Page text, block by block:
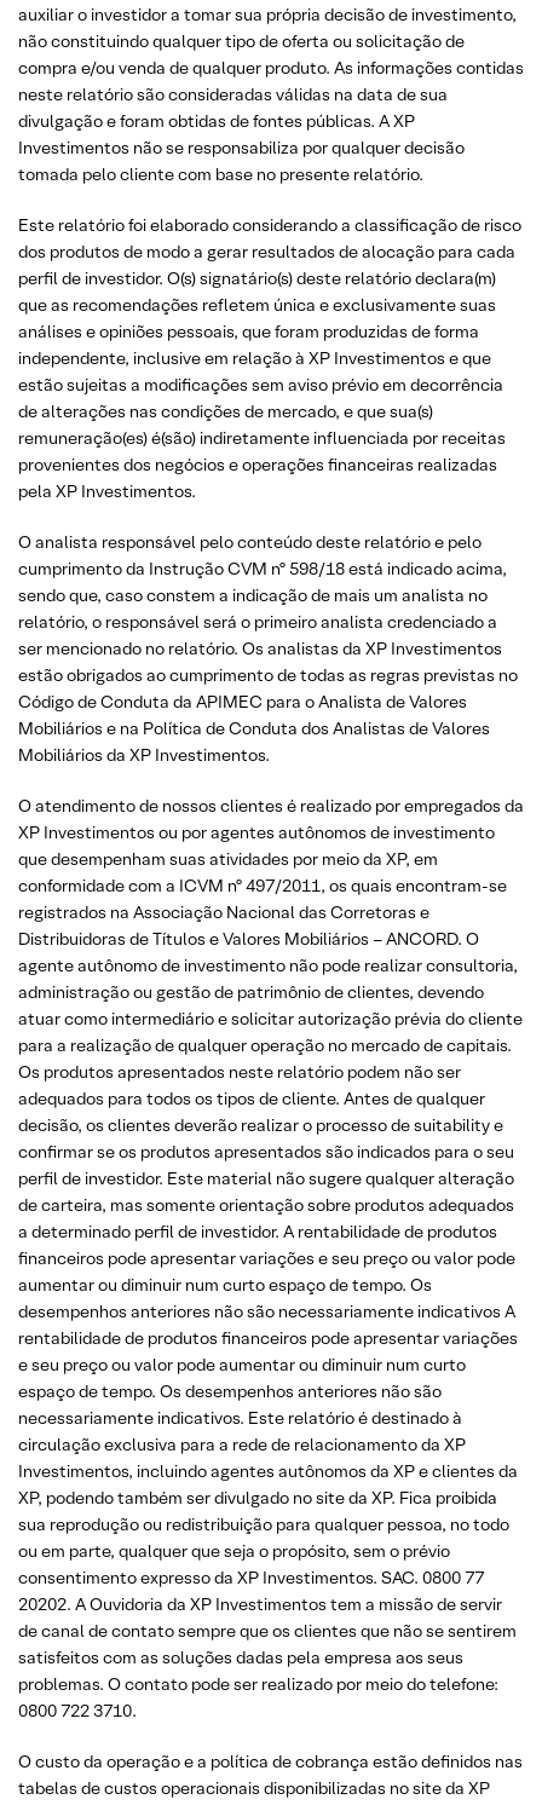
auxiliar o investidor a tomar sua própria decisão de investimento,
não constituindo qualquer tipo de oferta ou solicitação de
compra e/ou venda de qualquer produto. As informações contidas
neste relatório são consideradas válidas na data de sua
divulgação e foram obtidas de fontes públicas. A XP
Investimentos não se responsabiliza por qualquer decisão
tomada pelo cliente com base no presente relatório.
Este relatório foi elaborado considerando a classificação de risco
dos produtos de modo a gerar resultados de alocação para cada
perfil de investidor. O(s) signatário(s) deste relatório declara(m)
que as recomendações refletem única e exclusivamente suas
análises e opiniões pessoais, que foram produzidas de forma
independente, inclusive em relação à XP Investimentos e que
estão sujeitas a modificações sem aviso prévio em decorrência
de alterações nas condições de mercado, e que sua(s)
remuneração(es) é(são) indiretamente influenciada por receitas
provenientes dos negócios e operações financeiras realizadas
pela XP Investimentos.
O analista responsável pelo conteúdo deste relatório e pelo
cumprimento da Instrução CVM nº 598/18 está indicado acima,
sendo que, caso constem a indicação de mais um analista no
relatório, o responsável será o primeiro analista credenciado a
ser mencionado no relatório. Os analistas da XP Investimentos
estão obrigados ao cumprimento de todas as regras previstas no
Código de Conduta da APIMEC para o Analista de Valores
Mobiliários e na Política de Conduta dos Analistas de Valores
Mobiliários da XP Investimentos.
O atendimento de nossos clientes é realizado por empregados da
XP Investimentos ou por agentes autônomos de investimento
que desempenham suas atividades por meio da XP, em
conformidade com a ICVM nº 497/2011, os quais encontram-se
registrados na Associação Nacional das Corretoras e
Distribuidoras de Títulos e Valores Mobiliários – ANCORD. O
agente autônomo de investimento não pode realizar consultoria,
administração ou gestão de patrimônio de clientes, devendo
atuar como intermediário e solicitar autorização prévia do cliente
para a realização de qualquer operação no mercado de capitais.
Os produtos apresentados neste relatório podem não ser
adequados para todos os tipos de cliente. Antes de qualquer
decisão, os clientes deverão realizar o processo de suitability e
confirmar se os produtos apresentados são indicados para o seu
perfil de investidor. Este material não sugere qualquer alteração
de carteira, mas somente orientação sobre produtos adequados
a determinado perfil de investidor. A rentabilidade de produtos
financeiros pode apresentar variações e seu preço ou valor pode
aumentar ou diminuir num curto espaço de tempo. Os
desempenhos anteriores não são necessariamente indicativos A
rentabilidade de produtos financeiros pode apresentar variações
e seu preço ou valor pode aumentar ou diminuir num curto
espaço de tempo. Os desempenhos anteriores não são
necessariamente indicativos. Este relatório é destinado à
circulação exclusiva para a rede de relacionamento da XP
Investimentos, incluindo agentes autônomos da XP e clientes da
XP, podendo também ser divulgado no site da XP. Fica proibida
sua reprodução ou redistribuição para qualquer pessoa, no todo
ou em parte, qualquer que seja o propósito, sem o prévio
consentimento expresso da XP Investimentos. SAC. 0800 77
20202. A Ouvidoria da XP Investimentos tem a missão de servir
de canal de contato sempre que os clientes que não se sentirem
satisfeitos com as soluções dadas pela empresa aos seus
problemas. O contato pode ser realizado por meio do telefone:
0800 722 3710.
O custo da operação e a política de cobrança estão definidos nas
tabelas de custos operacionais disponibilizadas no site da XP